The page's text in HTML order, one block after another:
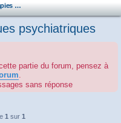
Les Psys - Thérapies - Cliniques - Hôpitaux - Associations
psychiatriques
partie du forum, pensez à
.
sans réponse
1 sur 1